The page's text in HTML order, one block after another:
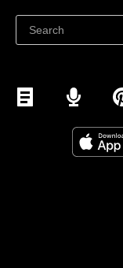
Sälj på Facebook